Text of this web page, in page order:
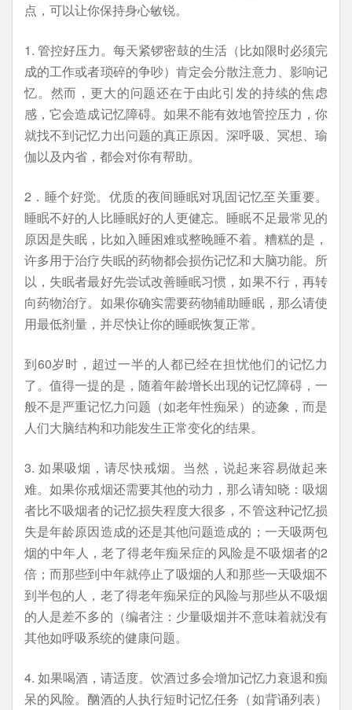
点，可以让你保持身心敏锐。
1. 管控好压力。每天紧锣密鼓的生活（比如限时必须完
成的工作或者琐碎的争吵）肯定会分散注意力、影响记
忆。然而，更大的问题还在于由此引发的持续的焦虑
感，它会造成记忆障碍。如果不能有效地管控压力，你
就找不到记忆力出问题的真正原因。深呼吸、冥想、瑜
伽以及内省，都会对你有帮助。
2．睡个好觉。优质的夜间睡眠对巩固记忆至关重要。
睡眠不好的人比睡眠好的人更健忘。睡眠不足最常见的
原因是失眠，比如入睡困难或整晚睡不着。糟糕的是，
许多用于治疗失眠的药物都会损伤记忆和大脑功能。所
以，失眠者最好先尝试改善睡眠习惯，如果不行，再转
向药物治疗。如果你确实需要药物辅助睡眠，那么请使
用最低剂量，并尽快让你的睡眠恢复正常。
到60岁时，超过一半的人都已经在担忧他们的记忆力
了。值得一提的是，随着年龄增长出现的记忆障碍，一
般不是严重记忆力问题（如老年性痴呆）的迹象，而是
人们大脑结构和功能发生正常变化的结果。
3. 如果吸烟，请尽快戒烟。当然，说起来容易做起来
难。如果你戒烟还需要其他的动力，那么请知晓：吸烟
者比不吸烟者的记忆损失程度大很多，不管这种记忆损
失是年龄原因造成的还是其他问题造成的；一天吸两包
烟的中年人，老了得老年痴呆症的风险是不吸烟者的2
倍；而那些到中年就停止了吸烟的人和那些一天吸烟不
到半包的人，老了得老年痴呆症的风险与那些从不吸烟
的人是差不多的（编者注：少量吸烟并不意味着就没有
其他如呼吸系统的健康问题。
4. 如果喝酒，请适度。饮酒过多会增加记忆力衰退和痴
呆的风险。酗酒的人执行短时记忆任务（如背诵列表）